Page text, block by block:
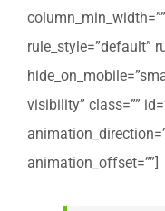
rule_style=”default”
visibility” class=””
animation_offset=””]